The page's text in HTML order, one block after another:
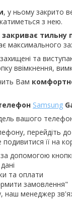
, у ньому закрито
з нею.
закриває тильну
максимального
та
ввімкнення,
Вам
Samsung
вашого
перейдіть
її на
допомогою
та оплати
замовлення"
наш менеджер